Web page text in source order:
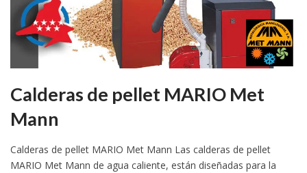
Calderas de pellet MARIO Met
Mann
Calderas de pellet MARIO Met Mann Las calderas de pellet
MARIO Met Mann de agua caliente, están diseñadas para la